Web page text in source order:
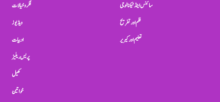
فکر و خیالات
ویڈیوز
ادبیات
پریس ریلیز
کھیل
خواتین
سائنس اینڈ ٹیکنالوجی
فلم اور تفریح
تعلیم اور کیریر